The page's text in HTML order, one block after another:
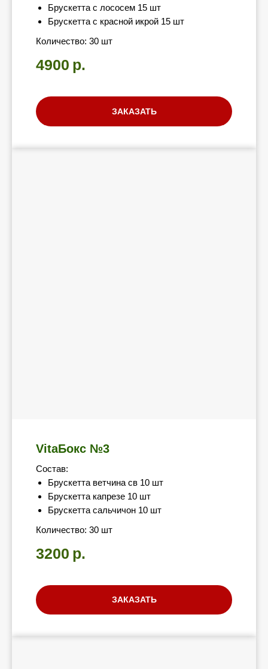
Почему
НЕ
Брускетта с лососем 15 шт
Брускетта с красной икрой 15 шт
Количество: 30 шт
4900 р.
ЗАКАЗАТЬ
VitaБокс №3
Состав:
Брускетта ветчина св 10 шт
Брускетта капрезе 10 шт
Брускетта сальчичон 10 шт
Количество: 30 шт
3200 р.
ЗАКАЗАТЬ